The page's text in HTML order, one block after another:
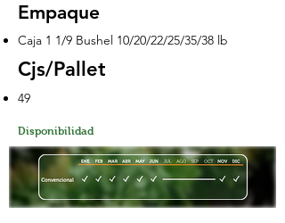
Empaque
Caja 1 1/9 Bushel 10/20/22/25/35/38 lb
Cjs/Pallet
49
Disponibilidad